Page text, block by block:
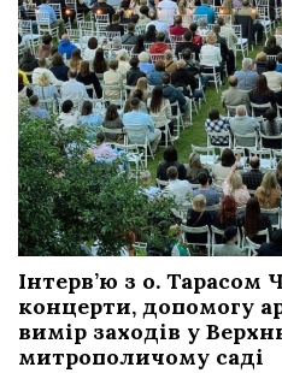
Інтерв’ю з о. Тарасом
концерти, допомогу
вимір заходів у
митрополичому саді